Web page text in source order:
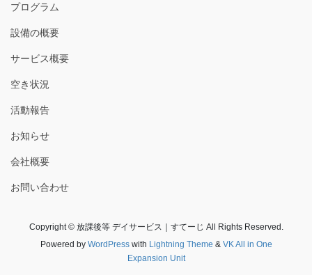
プログラム
設備の概要
サービス概要
空き状況
活動報告
お知らせ
会社概要
お問い合わせ
Copyright © 放課後等 デイサービス｜すてーじ All Rights Reserved.
Powered by WordPresswith Lightning Theme & VK All in One
Expansion Unit